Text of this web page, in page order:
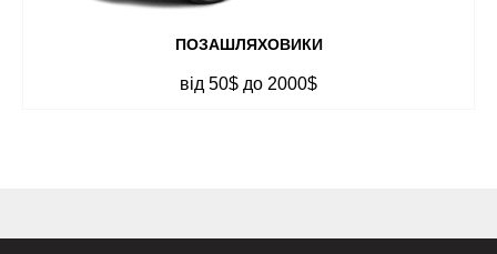
ПОЗАШЛЯХОВИКИ
від 50$ до 2000$